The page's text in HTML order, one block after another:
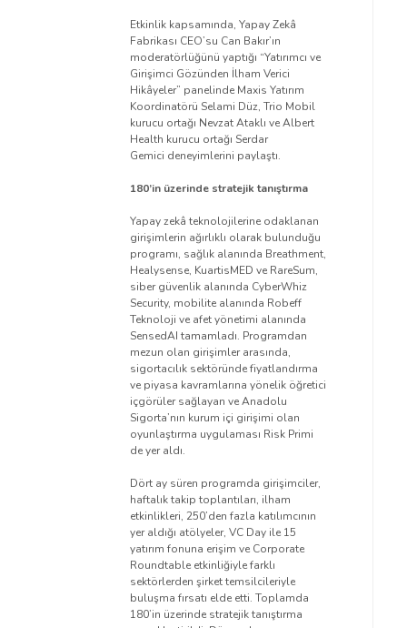
Etkinlik kapsamında, Yapay Zekâ
Fabrikası CEO’su Can Bakır’ın
moderatörlüğünü yaptığı “Yatırımcı ve
Girişimci Gözünden İlham Verici
Hikâyeler” panelinde Maxis Yatırım
Koordinatörü Selami Düz, Trio Mobil
kurucu ortağı Nevzat Ataklı ve Albert
Health kurucu ortağı Serdar
Gemici deneyimlerini paylaştı.
180’in üzerinde stratejik tanıştırma
Yapay zekâ teknolojilerine odaklanan
girişimlerin ağırlıklı olarak bulunduğu
programı, sağlık alanında Breathment,
Healysense, KuartisMED ve RareSum,
siber güvenlik alanında CyberWhiz
Security, mobilite alanında Robeff
Teknoloji ve afet yönetimi alanında
SensedAI tamamladı. Programdan
mezun olan girişimler arasında,
sigortacılık sektöründe fiyatlandırma
ve piyasa kavramlarına yönelik öğretici
içgörüler sağlayan ve Anadolu
Sigorta’nın kurum içi girişimi olan
oyunlaştırma uygulaması Risk Primi
de yer aldı.
Dört ay süren programda girişimciler,
haftalık takip toplantıları, ilham
etkinlikleri, 250’den fazla katılımcının
yer aldığı atölyeler, VC Day ile 15
yatırım fonuna erişim ve Corporate
Roundtable etkinliğiyle farklı
sektörlerden şirket temsilcileriyle
buluşma fırsatı elde etti. Toplamda
180’in üzerinde stratejik tanıştırma